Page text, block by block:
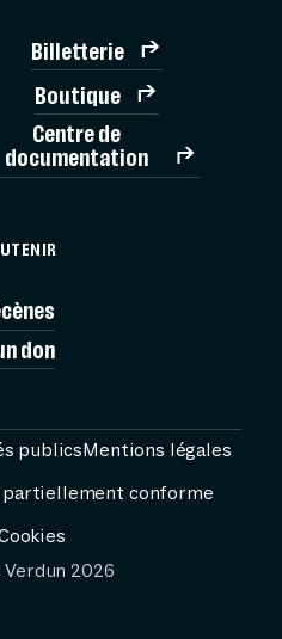
Billetterie
Boutique
Centre de
documentation
don
2026
publicsMentions légales
conforme